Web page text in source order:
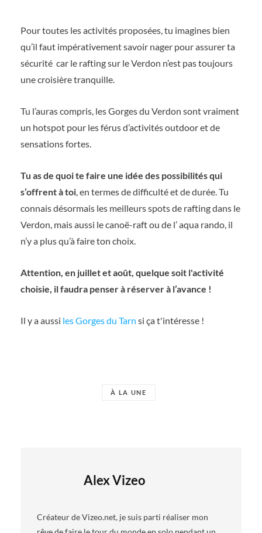
Pour toutes les activités proposées, tu imagines bien
qu’il faut impérativement savoir nager pour assurer ta
sécurité car le rafting sur le Verdon n’est pas toujours
une croisière tranquille.
Tu l’auras compris, les Gorges du Verdon sont vraiment
un hotspot pour les férus d’activités outdoor et de
sensations fortes.
Tu as de quoi te faire une idée des possibilités qui
s’offrent à toi , en termes de difficulté et de durée. Tu
connais désormais les meilleurs spots de rafting dans le
Verdon, mais aussi le canoë-raft ou de l’ aqua rando, il
n’y a plus qu’à faire ton choix.
Attention, en juillet et août, quelque soit l'activité
choisie, il faudra penser à réserver à l’avance !
Il y a aussi les Gorges du Tarn si ça t'intéresse !
À LA UNE
Alex Vizeo
Créateur de Vizeo.net, je suis parti réaliser mon